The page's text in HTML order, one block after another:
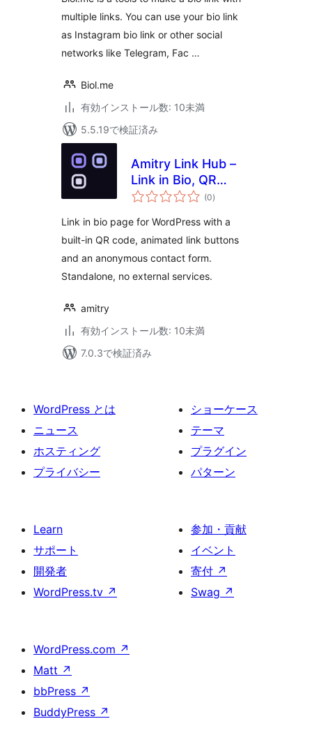
multiple links. You can use your bio link
as Instagram bio link or other social
networks like Telegram, Fac …
Biol.me
有効インストール数: 10未満
5.5.19で検証済み
Amitry Link Hub –
Link in Bio, QR
Code & Landing
(0個
の
価
)
Link in bio page for WordPress with a
built-in QR code, animated link buttons
and an anonymous contact form.
Standalone, no external services.
amitry
有効インストール数: 10未満
7.0.3で検証済み
WordPress とは
ニュース
ホスティング
プライバシー
ショーケース
テーマ
プラグイン
パターン
Learn
サポート
開発者
WordPress.tv ↗
参加・貢献
イベント
寄付 ↗
Swag ↗
WordPress.com ↗
Matt ↗
bbPress ↗
BuddyPress ↗